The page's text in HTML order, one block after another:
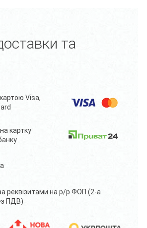
та
Visa,
картку
реквізитами на р/р ФОП (2-а
ПДВ)